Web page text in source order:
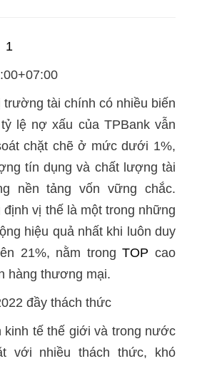
1
trường tài chính có nhiều biến
lệ nợ xấu của TPBank vẫn
chặt chẽ ở mức dưới 1%,
tín dụng và chất lượng tài
nền tảng vốn vững chắc.
định vị thế là một trong những
hiệu quả nhất khi luôn duy
21%, nằm trongTOP cao
hàng thương mại.
đầy thách thức
kinh tế thế giới và trong nước
với nhiều thách thức, khó